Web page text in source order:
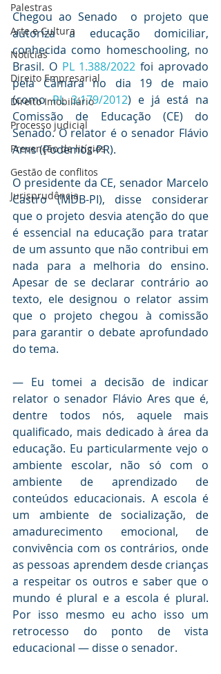
Palestras
Arte e Cultura
Notícias
Direito Empresarial
Direito Imobiliário
Processo judicial
Prevenção de litígios
Gestāo de conflitos
Jurisprudência
Chegou ao Senado  o projeto que
autoriza a educação domiciliar,
conhecida como homeschooling, no
Brasil. O PL 1.388/2022 foi aprovado
pela Câmara no dia 19 de maio
(como PL 3.179/2012) e já está na
Comissão de Educação (CE) do
Senado. O relator é o senador Flávio
Arns (Podemos-PR).
O presidente da CE, senador Marcelo
Castro (MDB-PI), disse considerar
que o projeto desvia atenção do que
é essencial na educação para tratar
de um assunto que não contribui em
nada para a melhoria do ensino.
Apesar de se declarar contrário ao
texto, ele designou o relator assim
que o projeto chegou à comissão
para garantir o debate aprofundado
do tema.
— Eu tomei a decisão de indicar
relator o senador Flávio Ares que é,
dentre todos nós, aquele mais
qualificado, mais dedicado à área da
educação. Eu particularmente vejo o
ambiente escolar, não só com o
ambiente de aprendizado de
conteúdos educacionais. A escola é
um ambiente de socialização, de
amadurecimento emocional, de
convivência com os contrários, onde
as pessoas aprendem desde crianças
a respeitar os outros e saber que o
mundo é plural e a escola é plural.
Por isso mesmo eu acho isso um
retrocesso do ponto de vista
educacional — disse o senador.